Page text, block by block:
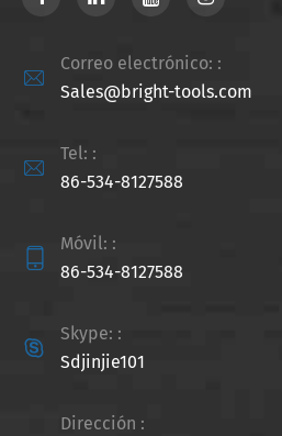

Correo electrónico: :
Sales@bright-tools.com

Tel: :
86-534-8127588

Móvil: :
86-534-8127588

Skype: :
Sdjinjie101
Dirección :